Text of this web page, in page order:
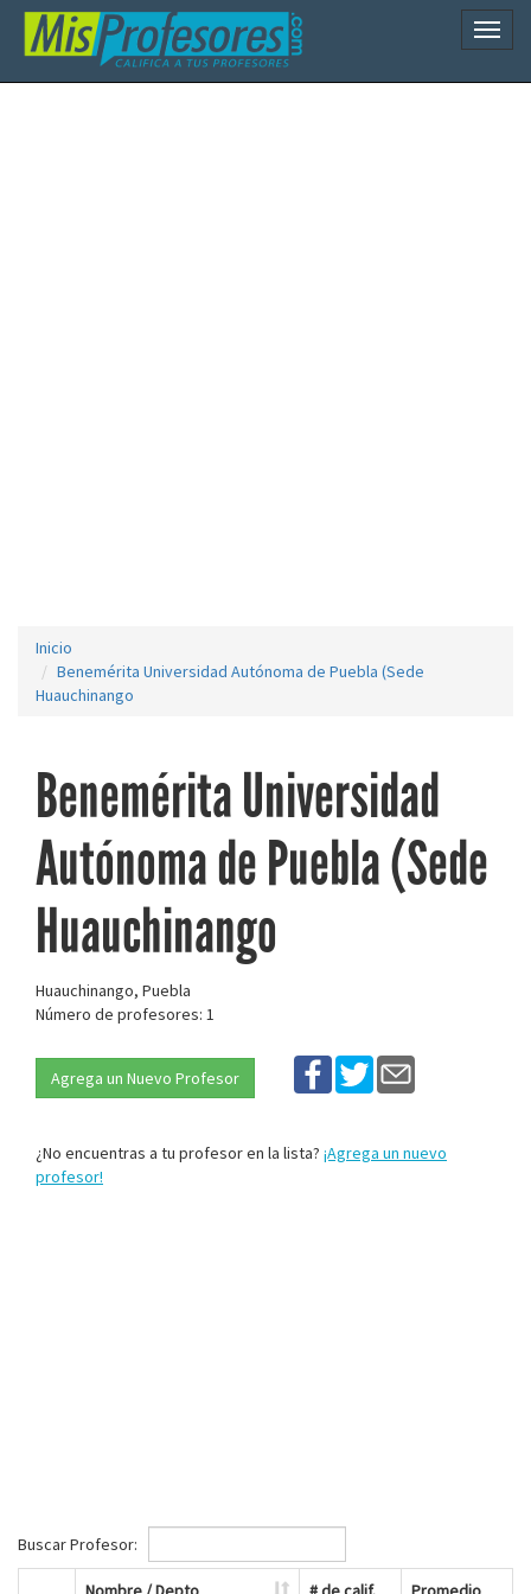
Inicio
Benemérita Universidad Autónoma de Puebla (Sede
Huauchinango
Benemérita Universidad
Autónoma de Puebla (Sede
Huauchinango
Huauchinango, Puebla
Número de profesores: 1
Agrega un Nuevo Profesor
¿No encuentras a tu profesor en la lista? ¡Agrega un nuevo
profesor!
Buscar Profesor: